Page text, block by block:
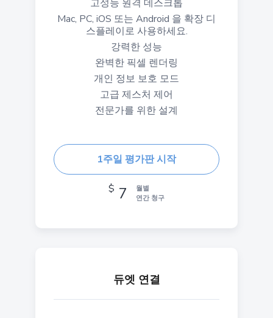
고성능 원격 데스크톱
Mac, PC, iOS 또는 Android 을 확장 디
스플레이로 사용하세요.
강력한 성능
완벽한 픽셀 렌더링
개인 정보 보호 모드
고급 제스처 제어
전문가를 위한 설계
1주일 평가판 시작
$ 7
월별
연간 청구
듀엣 연결